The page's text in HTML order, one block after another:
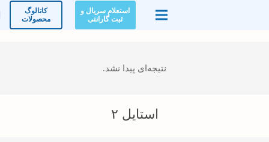
استعلام سریال و
ثبت گارانتی
کاتالوگ
محصولات
استایل ۱
نتیجه‌ای پیدا نشد.
استایل ۲